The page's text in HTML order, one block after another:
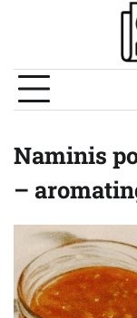
Naminis
–